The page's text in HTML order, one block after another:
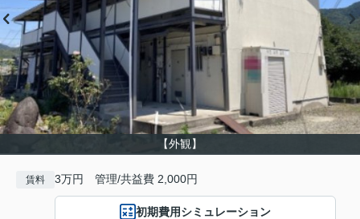
【外観】
賃料 3万円 管理/共益費 2,000円
初期費用シミュレーション